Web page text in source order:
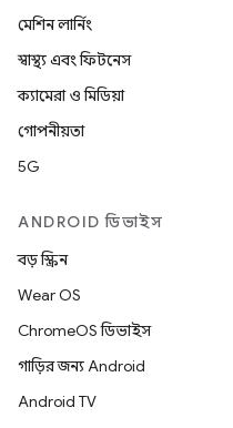
মেশিন লার্নিং
স্বাস্থ্য এবং ফিটনেস
ক্যামেরা ও মিডিয়া
গোপনীয়তা
5G
ANDROID ডিভাইস
বড় স্ক্রিন
Wear OS
ChromeOS ডিভাইস
গাড়ির জন্য Android
Android TV